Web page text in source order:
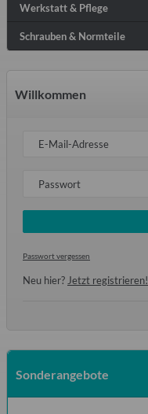
Werkstatt & Pflege
Schrauben & Normteile
Willkommen
E-Mail-Adresse
Passwort
Passwort vergessen
Neu hier? Jetzt registrieren!
Sonderangebote